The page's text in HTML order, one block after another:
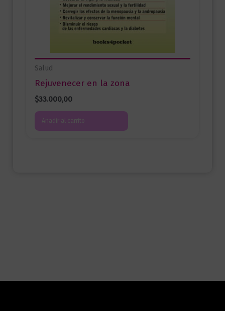
Salud
Rejuvenecer en la zona
$33.000,00
Añadir al carrito